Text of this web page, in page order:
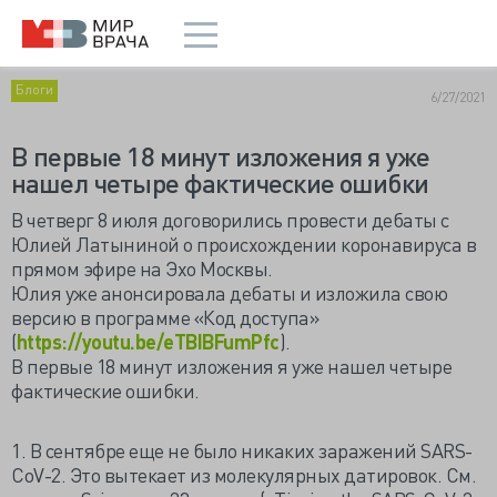
Блоги 6/27/2021
В первые 18 минут изложения я уже
нашел четыре фактические ошибки
В четверг 8 июля договорились провести дебаты с
Юлией Латыниной о происхождении коронавируса в
прямом эфире на Эхо Москвы.
Юлия уже анонсировала дебаты и изложила свою
версию в программе «Код доступа»
(https://youtu.be/eTBIBFumPfc).
В первые 18 минут изложения я уже нашел четыре
фактические ошибки.
1. В сентябре еще не было никаких заражений SARS-
CoV-2. Это вытекает из молекулярных датировок. См.